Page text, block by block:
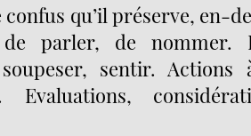
qu’il préserve, en-
parler, de nommer.
sentir.
Evaluations,